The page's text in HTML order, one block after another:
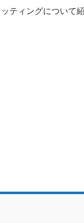
ティングについて紹